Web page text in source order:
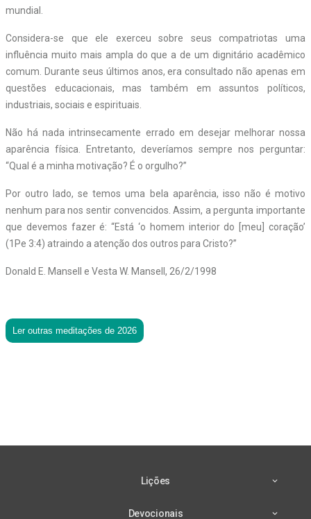
mundial.
Considera-se que ele exerceu sobre seus compatriotas uma
influência muito mais ampla do que a de um dignitário acadêmico
comum. Durante seus últimos anos, era consultado não apenas em
questões educacionais, mas também em assuntos políticos,
industriais, sociais e espirituais.
Não há nada intrinsecamente errado em desejar melhorar nossa
aparência física. Entretanto, deveríamos sempre nos perguntar:
“Qual é a minha motivação? É o orgulho?”
Por outro lado, se temos uma bela aparência, isso não é motivo
nenhum para nos sentir convencidos. Assim, a pergunta importante
que devemos fazer é: “Está ‘o homem interior do [meu] coração’
(1Pe 3:4) atraindo a atenção dos outros para Cristo?”
Donald E. Mansell e Vesta W. Mansell, 26/2/1998
Ler outras meditações de 2026
Lições
Devocionais